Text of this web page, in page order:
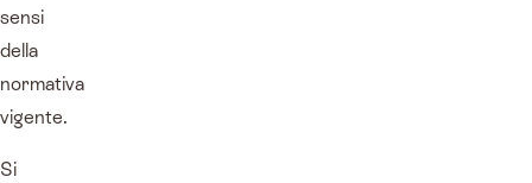
sensi
della
normativa
vigente.
Si